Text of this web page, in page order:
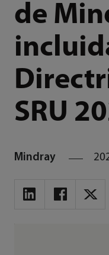
de
SRU
Mindray